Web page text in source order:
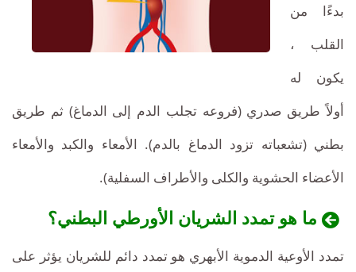
بدءًا من
القلب ،
يكون له
أولاً طريق صدري (فروعه تجلب الدم إلى الدماغ) ثم طريق
بطني (تشعباته تزود الدماغ بالدم). الأمعاء والكبد والأمعاء
الأعضاء الحشوية والكلى والأطراف السفلية).
ما هو تمدد الشريان الأورطي البطني؟
تمدد الأوعية الدموية الأبهري هو تمدد دائم للشريان يؤثر على